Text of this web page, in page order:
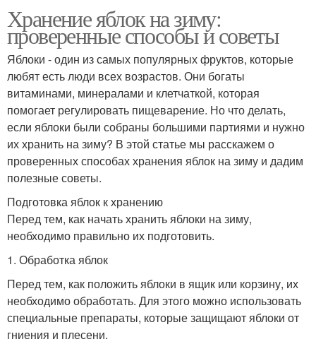
Хранение яблок на зиму:
проверенные способы и советы
Яблоки - один из самых популярных фруктов, которые
любят есть люди всех возрастов. Они богаты
витаминами, минералами и клетчаткой, которая
помогает регулировать пищеварение. Но что делать,
если яблоки были собраны большими партиями и нужно
их хранить на зиму? В этой статье мы расскажем о
проверенных способах хранения яблок на зиму и дадим
полезные советы.
Подготовка яблок к хранению
Перед тем, как начать хранить яблоки на зиму,
необходимо правильно их подготовить.
1. Обработка яблок
Перед тем, как положить яблоки в ящик или корзину, их
необходимо обработать. Для этого можно использовать
специальные препараты, которые защищают яблоки от
гниения и плесени.